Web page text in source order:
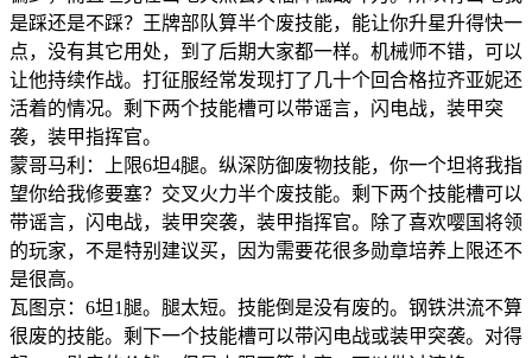
是踩还是不踩？王牌部队算半个废技能，能让你升星升得快一
点，没有其它用处，到了后期大家都一样。机械师不错，可以
让他持续作战。打征服经常发现打了几十个回合格拉齐亚妮还
活着的情况。剩下两个技能槽可以带谣言，闪电战，装甲突
袭，装甲指挥官。
蒙哥马利：上限6坦4腿。纵深防御废物技能，你一个坦将我指
望你给我修要塞？交叉火力半个废技能。剩下两个技能槽可以
带谣言，闪电战，装甲突袭，装甲指挥官。除了喜欢嘤国将领
的玩家，不是特别建议买，因为需要花很多勋章培养上限还不
是很高。
瓦图京：6坦1腿。腿太短。技能倒是没有废的。钢铁洪流不算
很废的技能。剩下一个技能槽可以带闪电战或装甲突袭。对得